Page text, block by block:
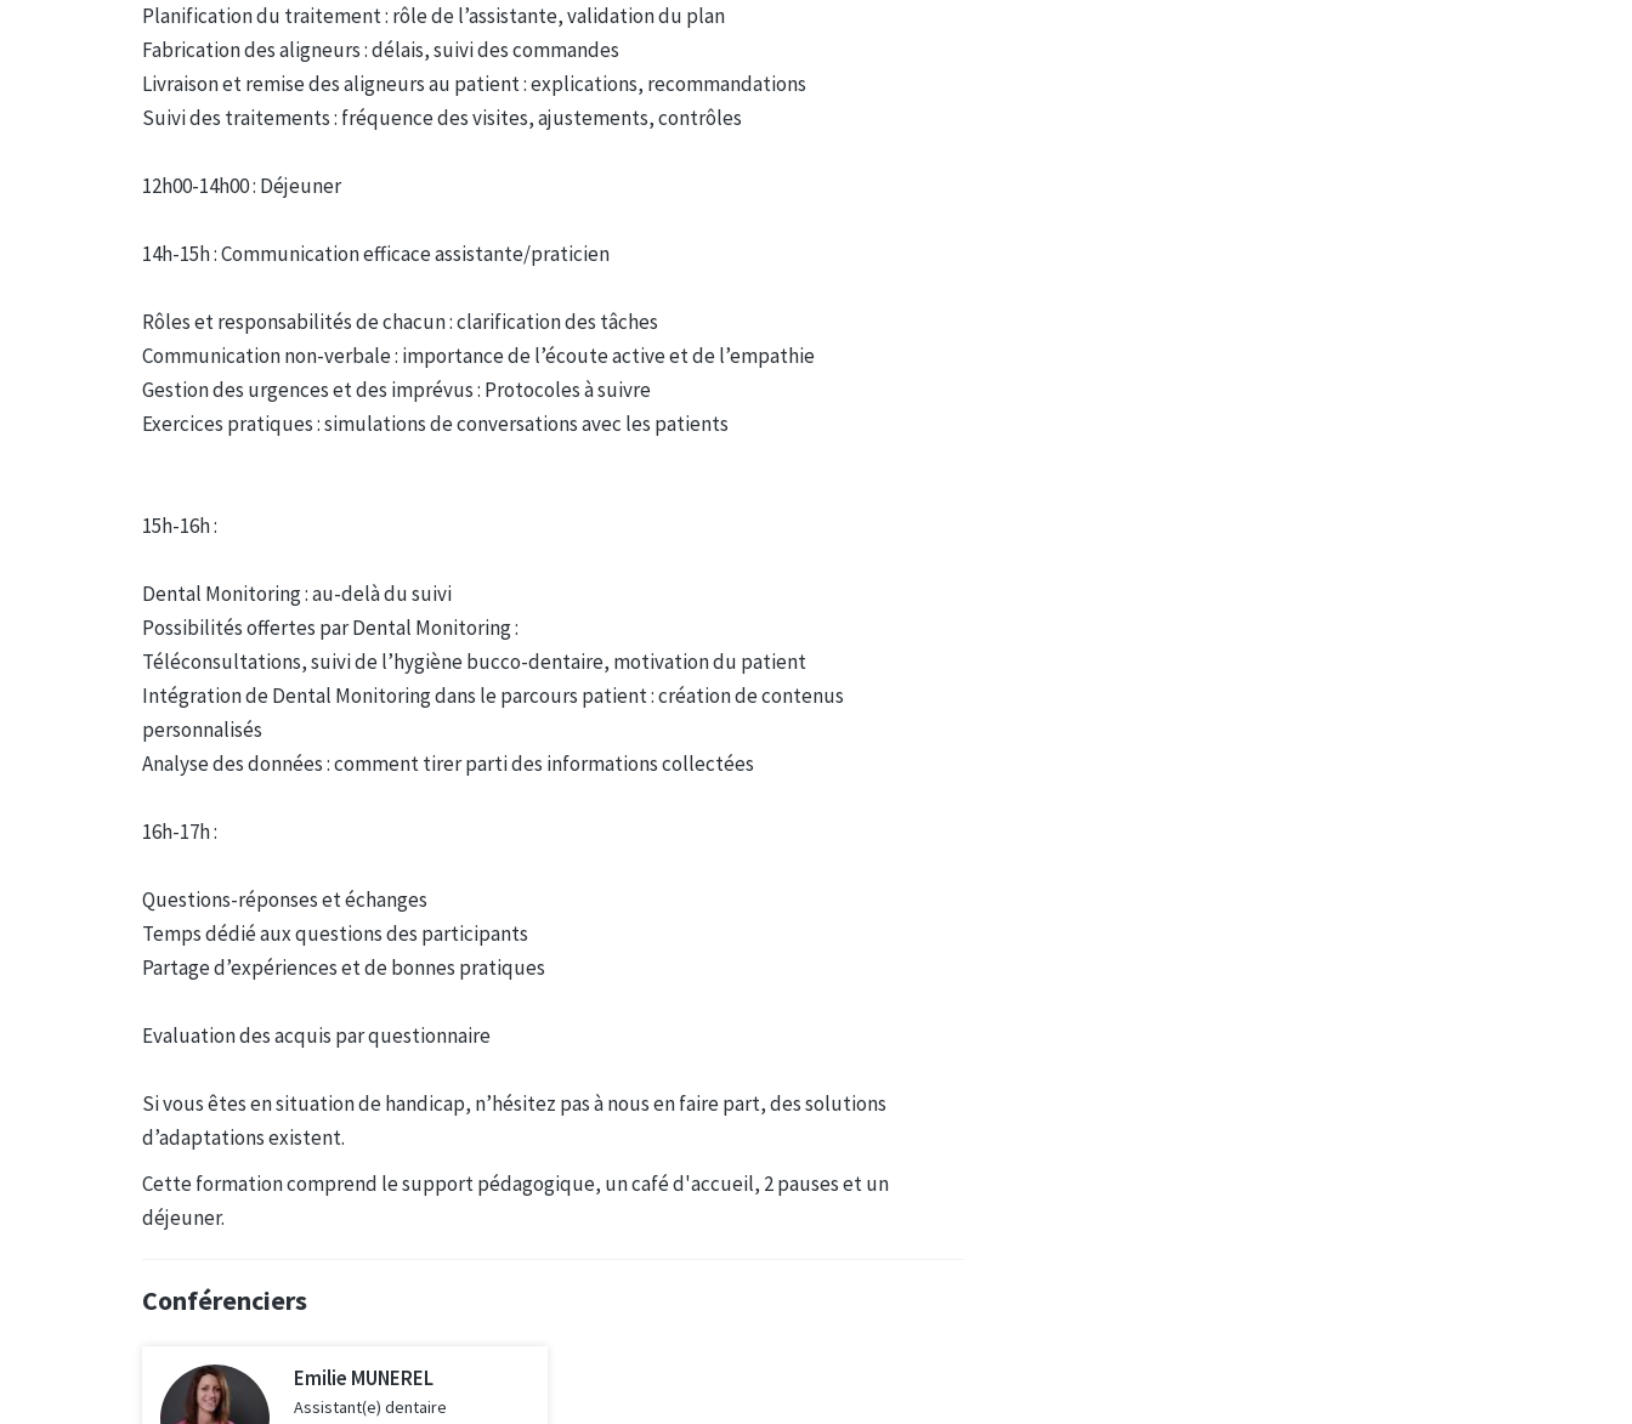
Planification du traitement : rôle de l’assistante, validation du plan
Fabrication des aligneurs : délais, suivi des commandes
Livraison et remise des aligneurs au patient : explications, recommandations
Suivi des traitements : fréquence des visites, ajustements, contrôles
12h00-14h00 : Déjeuner
14h-15h : Communication efficace assistante/praticien
Rôles et responsabilités de chacun : clarification des tâches
Communication non-verbale : importance de l’écoute active et de l’empathie
Gestion des urgences et des imprévus : Protocoles à suivre
Exercices pratiques : simulations de conversations avec les patients
15h-16h :
Dental Monitoring : au-delà du suivi
Possibilités offertes par Dental Monitoring :
Téléconsultations, suivi de l’hygiène bucco-dentaire, motivation du patient
Intégration de Dental Monitoring dans le parcours patient : création de contenus
personnalisés
Analyse des données : comment tirer parti des informations collectées
16h-17h :
Questions-réponses et échanges
Temps dédié aux questions des participants
Partage d’expériences et de bonnes pratiques
Evaluation des acquis par questionnaire
Si vous êtes en situation de handicap, n’hésitez pas à nous en faire part, des solutions
d’adaptations existent.
Cette formation comprend le support pédagogique, un café d'accueil, 2 pauses et un
déjeuner.
Conférenciers
Emilie MUNEREL
Assistant(e) dentaire